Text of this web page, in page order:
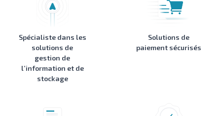
Spécialiste dans les
solutions de
gestion de
l’information et de
stockage
Solutions de
paiement sécurisés